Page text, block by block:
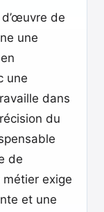
de
une
une
dans
du
de
métier exige
et une